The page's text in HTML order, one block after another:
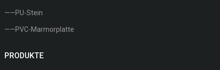
——PU-Stein
——PVC-Marmorplatte
PRODUKTE